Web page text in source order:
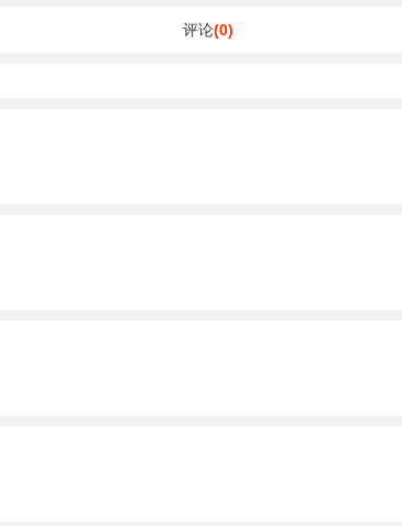
，适合完美的即兴演奏！
评论(0)